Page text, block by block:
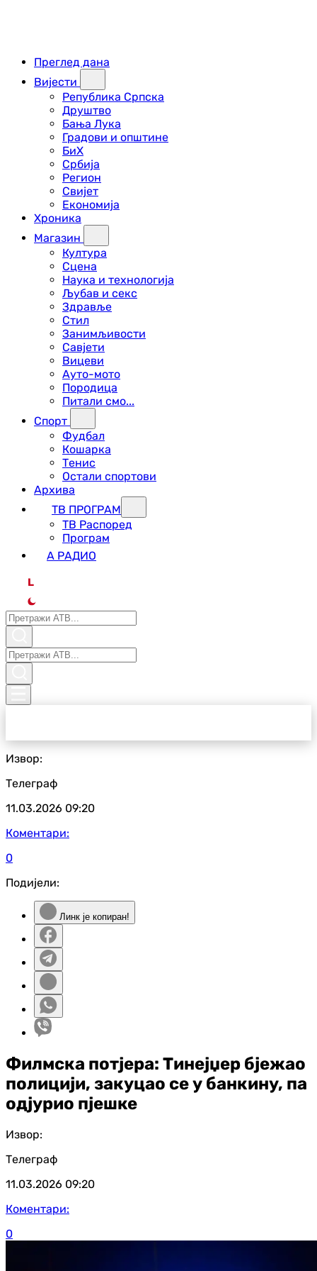
Преглед дана
Вијести
Република Српска
Друштво
Бања Лука
Градови и општине
БиХ
Србија
Регион
Свијет
Економија
Хроника
Магазин
Култура
Сцена
Наука и технологија
Љубав и секс
Здравље
Стил
Занимљивости
Савјети
Вицеви
Ауто-мото
Породица
Питали смо...
Спорт
Фудбал
Кошарка
Тенис
Остали спортови
Архива
ТВ ПРОГРАМ
ТВ Распоред
Програм
А РАДИО
L
Извор:
Телеграф
11.03.2026 09:20
Коментари:
0
Подијели:
Линк је копиран!
Филмска потјера: Тинејџер бјежао
полицији, закуцао се у банкину, па
одјурио пјешке
Извор:
Телеграф
11.03.2026 09:20
Коментари:
0